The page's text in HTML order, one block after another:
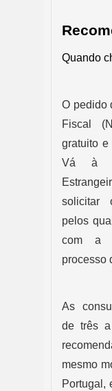
Quando
O pedido
Fiscal
gratuito e
Vá à
solicitar
pelos
com a
processo
As
de três
mesmo
Portugal,